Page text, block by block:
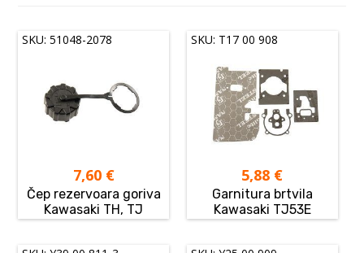
SKU: 51048-2078
7,60 €
Čep rezervoara goriva
Kawasaki TH, TJ
SKU: T17 00 908
5,88 €
Garnitura brtvila
Kawasaki TJ53E